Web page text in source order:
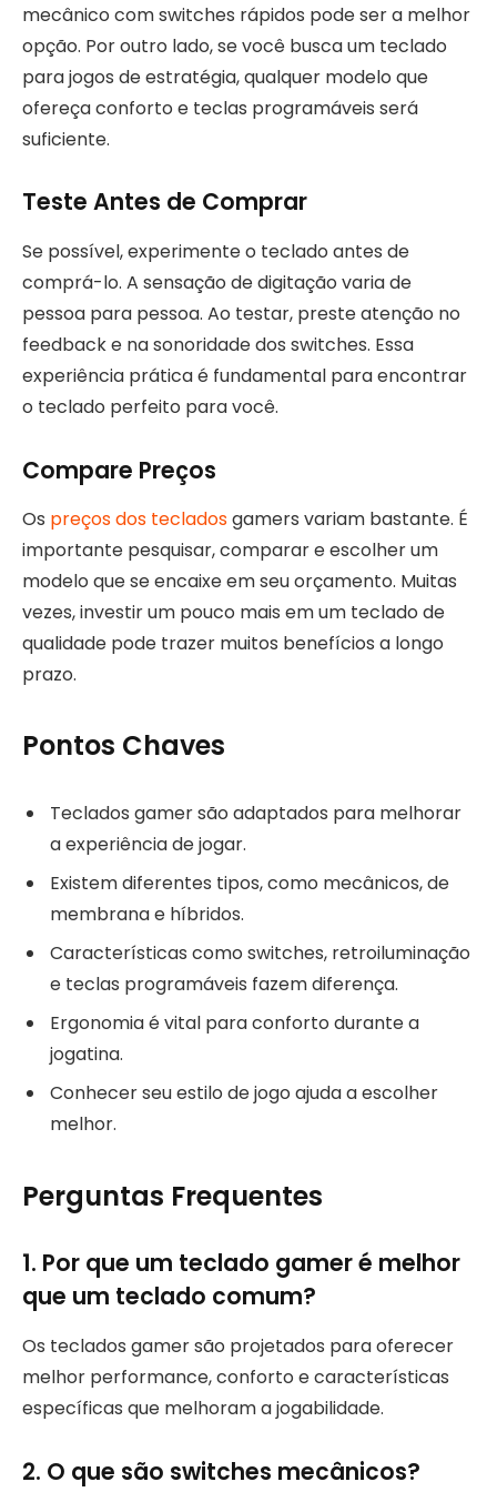
mecânico com switches rápidos pode ser a melhor
opção. Por outro lado, se você busca um teclado
para jogos de estratégia, qualquer modelo que
ofereça conforto e teclas programáveis será
suficiente.
Teste Antes de Comprar
Se possível, experimente o teclado antes de
comprá-lo. A sensação de digitação varia de
pessoa para pessoa. Ao testar, preste atenção no
feedback e na sonoridade dos switches. Essa
experiência prática é fundamental para encontrar
o teclado perfeito para você.
Compare Preços
Os preços dos tecladosgamers variam bastante. É
importante pesquisar, comparar e escolher um
modelo que se encaixe em seu orçamento. Muitas
vezes, investir um pouco mais em um teclado de
qualidade pode trazer muitos benefícios a longo
prazo.
Pontos Chaves
Teclados gamer são adaptados para melhorar
a experiência de jogar.
Existem diferentes tipos, como mecânicos, de
membrana e híbridos.
Características como switches, retroiluminação
e teclas programáveis fazem diferença.
Ergonomia é vital para conforto durante a
jogatina.
Conhecer seu estilo de jogo ajuda a escolher
melhor.
Perguntas Frequentes
1. Por que um teclado gamer é melhor
que um teclado comum?
Os teclados gamer são projetados para oferecer
melhor performance, conforto e características
específicas que melhoram a jogabilidade.
2. O que são switches mecânicos?